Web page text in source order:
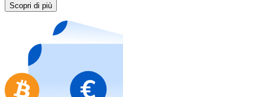
Vai al negozio di carte regalo
Scopri di più